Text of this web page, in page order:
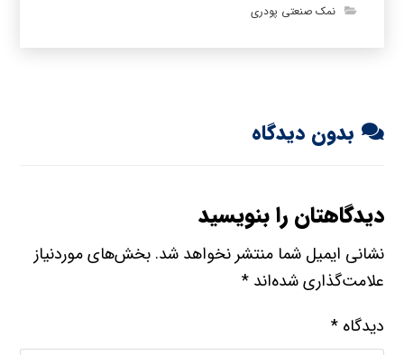
نمک صنعتی پودری
بدون دیدگاه
دیدگاهتان را بنویسید
نشانی ایمیل شما منتشر نخواهد شد. بخش‌های موردنیاز
علامت‌گذاری شده‌اند*
دیدگاه*